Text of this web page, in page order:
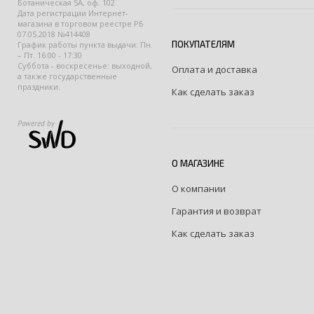
Ботаническая 5А, оф. 102
Дата регистрации Интернет-
магазина в торговом реестре РБ
07.05.2018 №414408
График работы пункта выдачи: Пн.
– Пт. 16:00 - 17:30
Суббота - воскресенье: выходной,
а также государственные
праздники.
Powered by
ПОКУПАТЕЛЯМ
Оплата и доставка
Как сделать заказ
О МАГАЗИНЕ
О компании
Гарантия и возврат
Как сделать заказ